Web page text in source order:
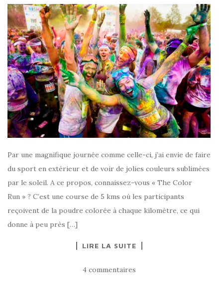
Par une magnifique journée comme celle-ci, j’ai envie de faire
du sport en extérieur et de voir de jolies couleurs sublimées
par le soleil. A ce propos, connaissez-vous « The Color
Run » ? C’est une course de 5 kms où les participants
reçoivent de la poudre colorée à chaque kilomètre, ce qui
donne à peu près […]
LIRE LA SUITE
4 commentaires